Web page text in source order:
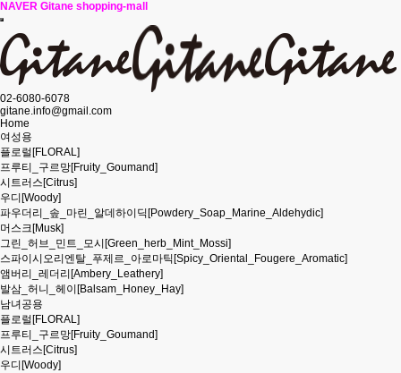
NAVER Gitane shopping-mall
02-6080-6078
gitane.info@gmail.com
Home
여성용
플로럴[FLORAL]
프루티_구르망[Fruity_Goumand]
시트러스[Citrus]
우디[Woody]
파우더리_솦_마린_알데하이딕[Powdery_Soap_Marine_Aldehydic]
머스크[Musk]
그린_허브_민트_모시[Green_herb_Mint_Mossi]
스파이시오리엔탈_푸제르_아로마틱[Spicy_Oriental_Fougere_Aromatic]
앰버리_레더리[Ambery_Leathery]
발삼_허니_헤이[Balsam_Honey_Hay]
남녀공용
플로럴[FLORAL]
프루티_구르망[Fruity_Goumand]
시트러스[Citrus]
우디[Woody]